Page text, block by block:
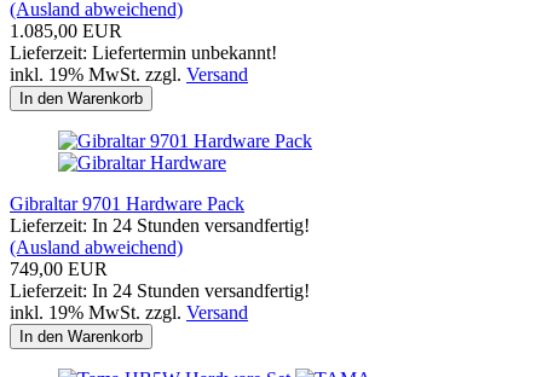
(Ausland abweichend)
1.085,00 EUR
Lieferzeit: Liefertermin unbekannt!
inkl. 19% MwSt. zzgl. Versand
In den Warenkorb
Gibraltar 9701 Hardware Pack
Lieferzeit: In 24 Stunden versandfertig!
(Ausland abweichend)
749,00 EUR
Lieferzeit: In 24 Stunden versandfertig!
inkl. 19% MwSt. zzgl. Versand
In den Warenkorb